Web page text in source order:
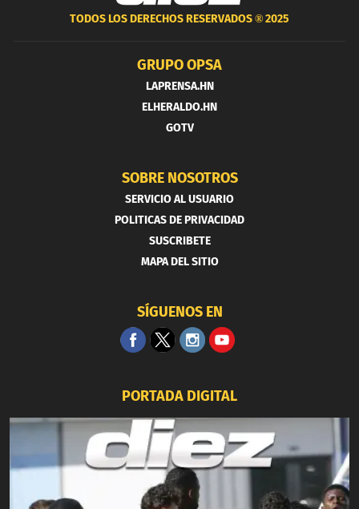
TODOS LOS DERECHOS RESERVADOS ®2025
GRUPO OPSA
LAPRENSA.HN
ELHERALDO.HN
GOTV
SOBRE NOSOTROS
SERVICIO AL USUARIO
POLITICAS DE PRIVACIDAD
SUSCRIBETE
MAPA DEL SITIO
SÍGUENOS EN
PORTADA DIGITAL